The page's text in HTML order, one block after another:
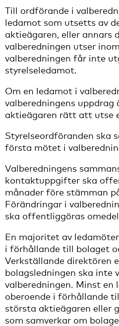
Till ordförande i
ledamot som utsetts av
aktieägaren, eller annars
valberedningen utser
valberedningen får inte
styrelseledamot.
Om en ledamot i
valberedningens uppdrag
aktieägaren rätt att utse
Styrelseordföranden ska
första mötet i
Valberedningens
kontaktuppgifter ska
månader före stämman
Förändringar i
ska offentliggöras
En majoritet av
i förhållande till bolaget
Verkställande direktören
bolagsledningen ska inte
valberedningen. Minst en
oberoende i förhållande
största aktieägaren eller
som samverkar om